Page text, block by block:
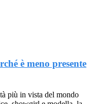
è meno presente
più in vista del mondo